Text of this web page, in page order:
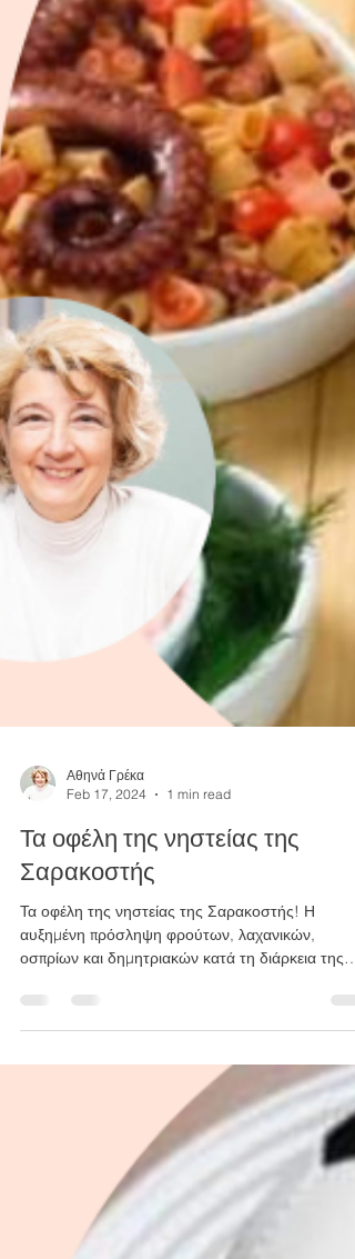
Αθηνά Γρέκα
Feb 17, 2024
1 min read
Τα οφέλη της νηστείας της
Σαρακοστής
Τα οφέλη της νηστείας της Σαρακοστής! Η
αυξημένη πρόσληψη φρούτων, λαχανικών,
οσπρίων και δημητριακών κατά τη διάρκεια της